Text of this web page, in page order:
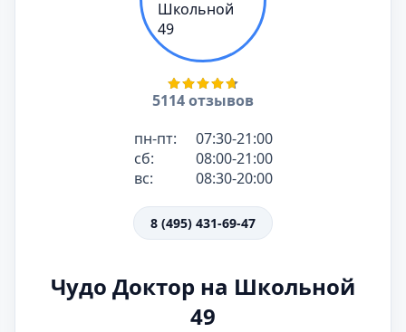
5114 отзывов
пн-пт:
07:30-21:00
сб:
08:00-21:00
вс:
08:30-20:00
8 (495) 431-69-47
Чудо Доктор на Школьной
49